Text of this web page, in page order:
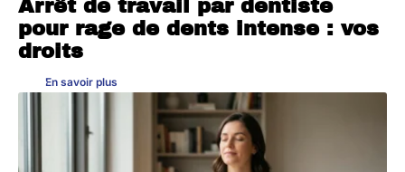
Arrêt de travail par dentiste
pour rage de dents intense : vos
droits
En savoir plus